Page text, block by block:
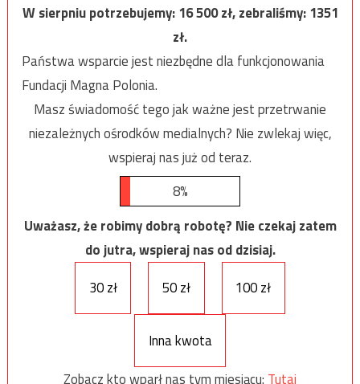
W sierpniu potrzebujemy:16 500zł, zebraliśmy:1351
zł.
Państwa wsparcie jest niezbędne dla funkcjonowania
Fundacji Magna Polonia.
Masz świadomość tego jak ważne jest przetrwanie
niezależnych ośrodków medialnych? Nie zwlekaj więc,
wspieraj nas już od teraz.
8%
Uważasz, że robimy dobrą robotę? Nie czekaj zatem
do jutra, wspieraj nas od dzisiaj.
30 zł
50 zł 100 zł
Inna kwota
Zobacz kto wparł nas tym miesiącu: Tutaj